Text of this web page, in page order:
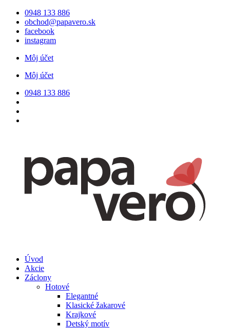
Preskočiť
obsah
0948 133 886
obchod@papavero.sk
facebook
instagram
Môj účet
Môj účet
0948 133 886
Úvod
Akcie
Záclony
Hotové
Elegantné
Klasické žakarové
Krajkové
Detský motív